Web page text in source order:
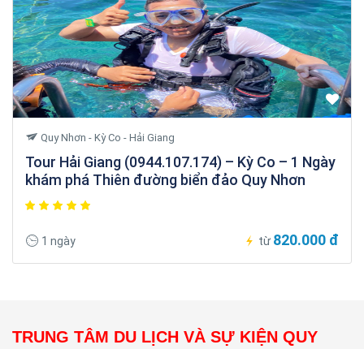
Quy Nhơn - Kỳ Co - Hải Giang
Tour Hải Giang (0944.107.174) – Kỳ Co – 1 Ngày
khám phá Thiên đường biển đảo Quy Nhơn
1 ngày từ 820.000 đ
TRUNG TÂM DU LỊCH VÀ SỰ KIỆN QUY